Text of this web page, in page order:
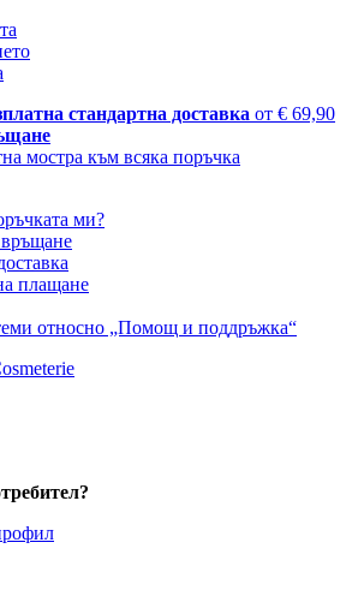
стандартна доставка от € 69,90
мостра към всяка поръчка
ми?
плащане
относно „Помощ и поддръжка“